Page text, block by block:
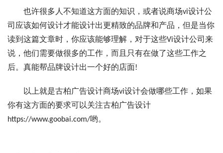
也许很多人不知道这方面的知识，或者说商场vi设计公
司应该如何设计才能设计出更精致的品牌和产品，但是当你
读到这篇文章时，你应该能够理解，对于这些Vi设计公司来
说，他们需要做很多的工作，而且只有在做了这些工作之
后。真能帮品牌设计出一个好的店面!
以上就是古柏广告设计商场vi设计会做哪些工作，如果
你有这方面的要求可以关注古柏广告设计
https://www.goobai.com/哟。